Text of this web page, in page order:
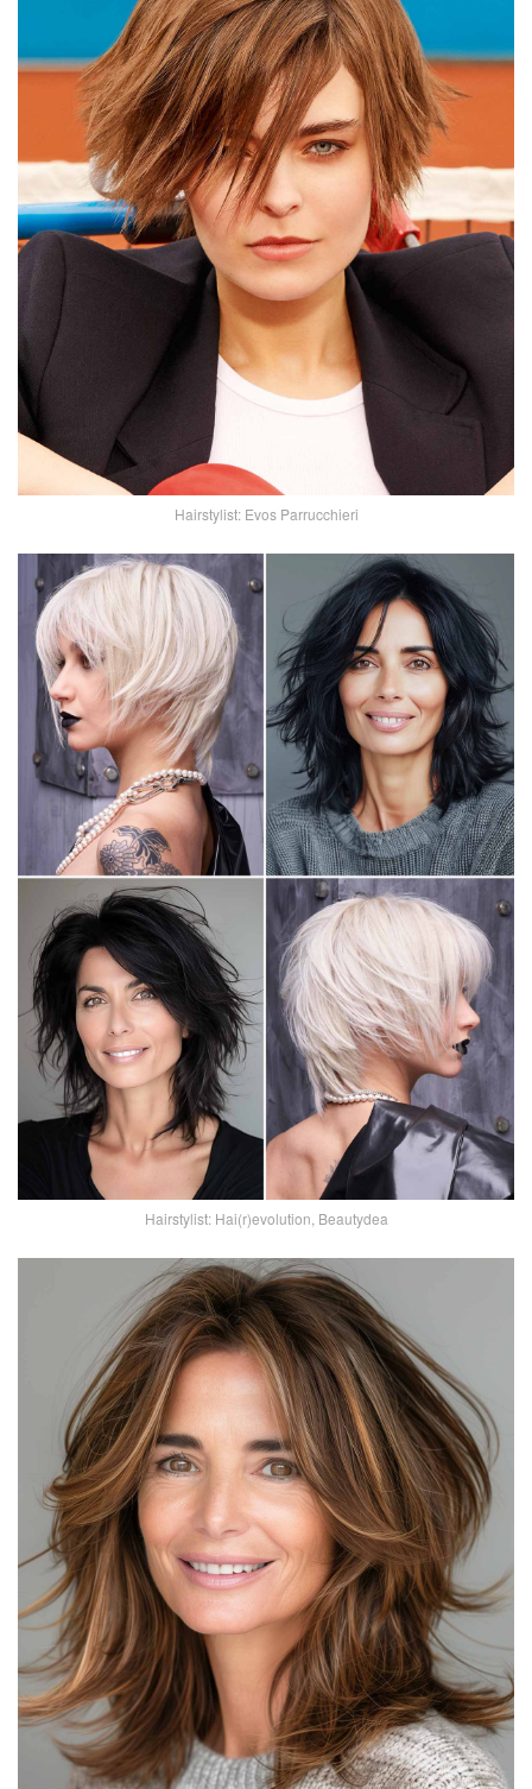
Hairstylist: Evos Parrucchieri
Hairstylist: Hai(r)evolution, Beautydea